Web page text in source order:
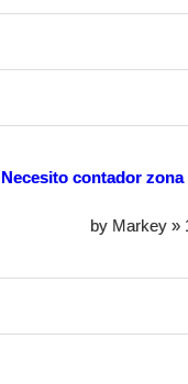
Necesito contador
by Markey»